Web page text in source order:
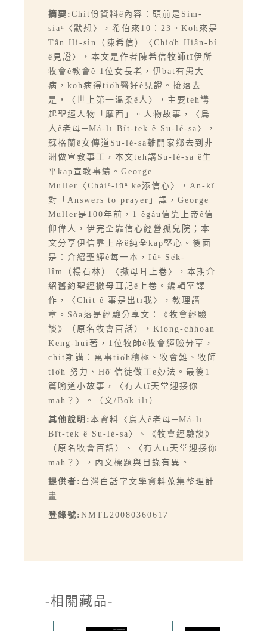
摘要: Chit份資料ê內容：頭前是Sim-
siaⁿ〈默想〉，希伯來10：23。Koh來是
Tân Hi-sìn（陳希信）〈Chio̍h Hiân-bí
ê見證〉，本文是作者陳希信牧師tī伊所
牧會ê教會ê 1位女長老，伊bat有患大
病，koh病得tio̍h醫好ê見證。接落去
是，〈世上第一溫柔ê人〉，主要teh講
起聖經人物「摩西」。人物故事，〈烏
人ê老母─Má-lī Bi̍t-tek ê Su-lé-sa〉，
蘇格蘭ê女傳道Su-lé-sa離開家鄉去到非
洲做宣教事工，本文teh講Su-lé-sa ê生
平kap宣教事績。George
Muller〈Cháiⁿ-iūⁿ ke添信心〉，An-kî
對「Answers to prayer」譯，George
Muller是100年前，1 êgâu信靠上帝ê信
仰偉人，伊完全靠信心經營孤兒院；本
文分享伊信靠上帝ê純全kap堅心。後面
是：介紹聖經ê每一本，Iûⁿ Se̍k-
lîm（楊石林）〈撒母耳上卷〉，本期介
紹舊約聖經撒母耳記ê上卷。編輯室譯
作，〈Chit ê 事是出tī我〉，教理講
章。Sòa落是經驗分享文：《牧會經驗
談》（原名牧會百話），Kiong-chhoan
Keng-hui著，1位牧師ê牧會經驗分享，
chit期講：萬事tio̍h積極、牧會難、牧師
tio̍h 努力、Hō͘ 信徒做工e妙法。最後1
篇喻道小故事，〈有人tī天堂迎接你
mah？〉。（文/Bo̍k ilī）
其他說明: 本資料〈烏人ê老母─Má-lī
Bi̍t-tek ê Su-lé-sa〉、《牧會經驗談》
（原名牧會百話）、〈有人tī天堂迎接你
mah？〉，內文標題與目錄有異。
提供者: 台灣白話字文學資料蒐集整理計
畫
登錄號: NMTL20080360617
-相關藏品-